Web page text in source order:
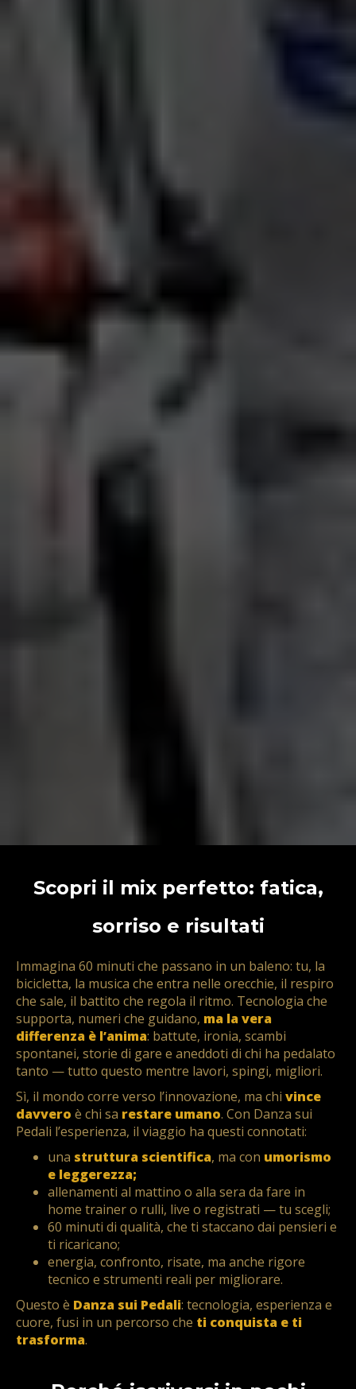
Scopri il mix perfetto: fatica,
sorriso e risultati
Immagina 60 minuti che passano in un baleno: tu, la
bicicletta, la musica che entra nelle orecchie, il respiro
che sale, il battito che regola il ritmo. Tecnologia che
supporta, numeri che guidano, ma la vera
differenza è l’anima: battute, ironia, scambi
spontanei, storie di gare e aneddoti di chi ha pedalato
tanto — tutto questo mentre lavori, spingi, migliori.
Sì, il mondo corre verso l’innovazione, ma chi vince
davvero è chi sa restare umano. Con Danza sui
Pedali l’esperienza, il viaggio ha questi connotati:
una struttura scientifica, ma con umorismo
e leggerezza;
allenamenti al mattino o alla sera da fare in
home trainer o rulli, live o registrati — tu scegli;
60 minuti di qualità, che ti staccano dai pensieri e
ti ricaricano;
energia, confronto, risate, ma anche rigore
tecnico e strumenti reali per migliorare.
Questo è Danza sui Pedali: tecnologia, esperienza e
cuore, fusi in un percorso che ti conquista e ti
trasforma.